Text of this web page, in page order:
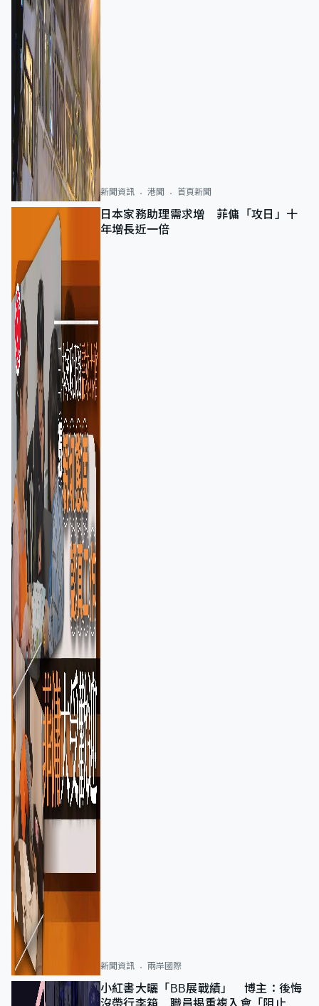
新聞資訊 港聞 首頁新聞
日本家務助理需求增 菲傭「攻日」十
年增長近一倍
新聞資訊 兩岸國際
小紅書大曬「BB展戰績」 博主：後悔
沒帶行李箱 職員揭重複入會「阻止唔